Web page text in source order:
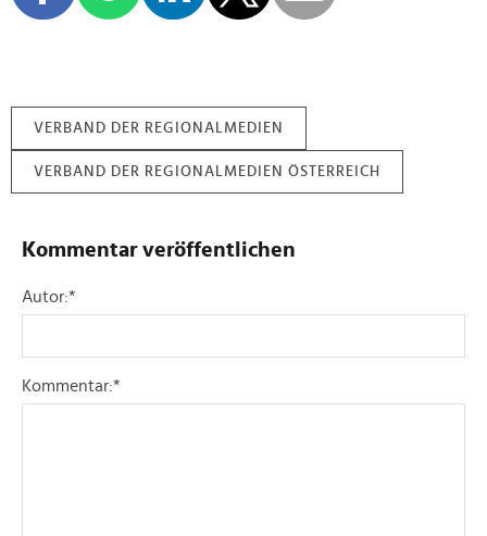
VERBAND DER REGIONALMEDIEN
VERBAND DER REGIONALMEDIEN ÖSTERREICH
Kommentar veröffentlichen
Autor:*
Kommentar:*